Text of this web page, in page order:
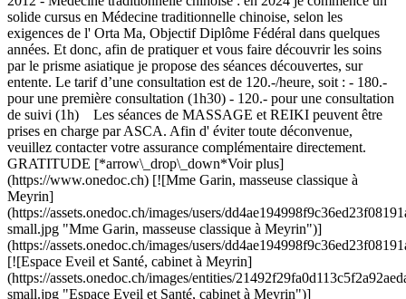
solide cursus en Médecine traditionnelle chinoise, selon les
exigences de l' Orta Ma, Objectif Diplôme Fédéral dans quelques
années. Et donc, afin de pratiquer et vous faire découvrir les soins
par le prisme asiatique je propose des séances découvertes, sur
entente. Le tarif d’une consultation est de 120.-/heure, soit : - 180.-
pour une première consultation (1h30) - 120.- pour une consultation
de suivi (1h) Les séances de MASSAGE et REIKI peuvent être
prises en charge par ASCA. Afin d' éviter toute déconvenue,
veuillez contacter votre assurance complémentaire directement.
GRATITUDE [*arrow\_drop\_down*Voir plus]
(https://www.onedoc.ch) [![Mme Garin, masseuse classique à
Meyrin]
(https://assets.onedoc.ch/images/users/
small.jpg "Mme Garin, masseuse classique à Meyrin")]
(https://assets.onedoc.ch/images/users/
[![Espace Eveil et Santé, cabinet à Meyrin]
(https://assets.onedoc.ch/images/entities/
small.jpg "Espace Eveil et Santé, cabinet à Meyrin")]